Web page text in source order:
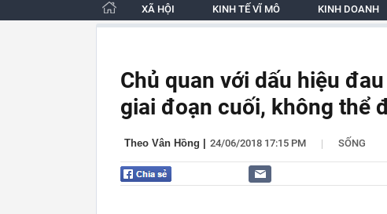
XÃ HỘI KINH TẾ VĨ MÔ KINH DOANH
Chủ quan với dấu hiệu
giai đoạn cuối, không thể
Theo Vân Hồng 24/06/2018 17:15 PM | SỐNG